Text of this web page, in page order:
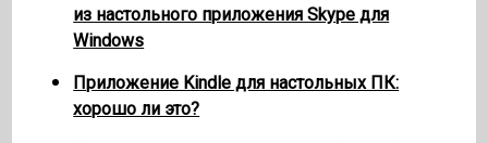
из настольного приложения Skype для
Windows
Приложение Kindle для настольных ПК:
хорошо ли это?